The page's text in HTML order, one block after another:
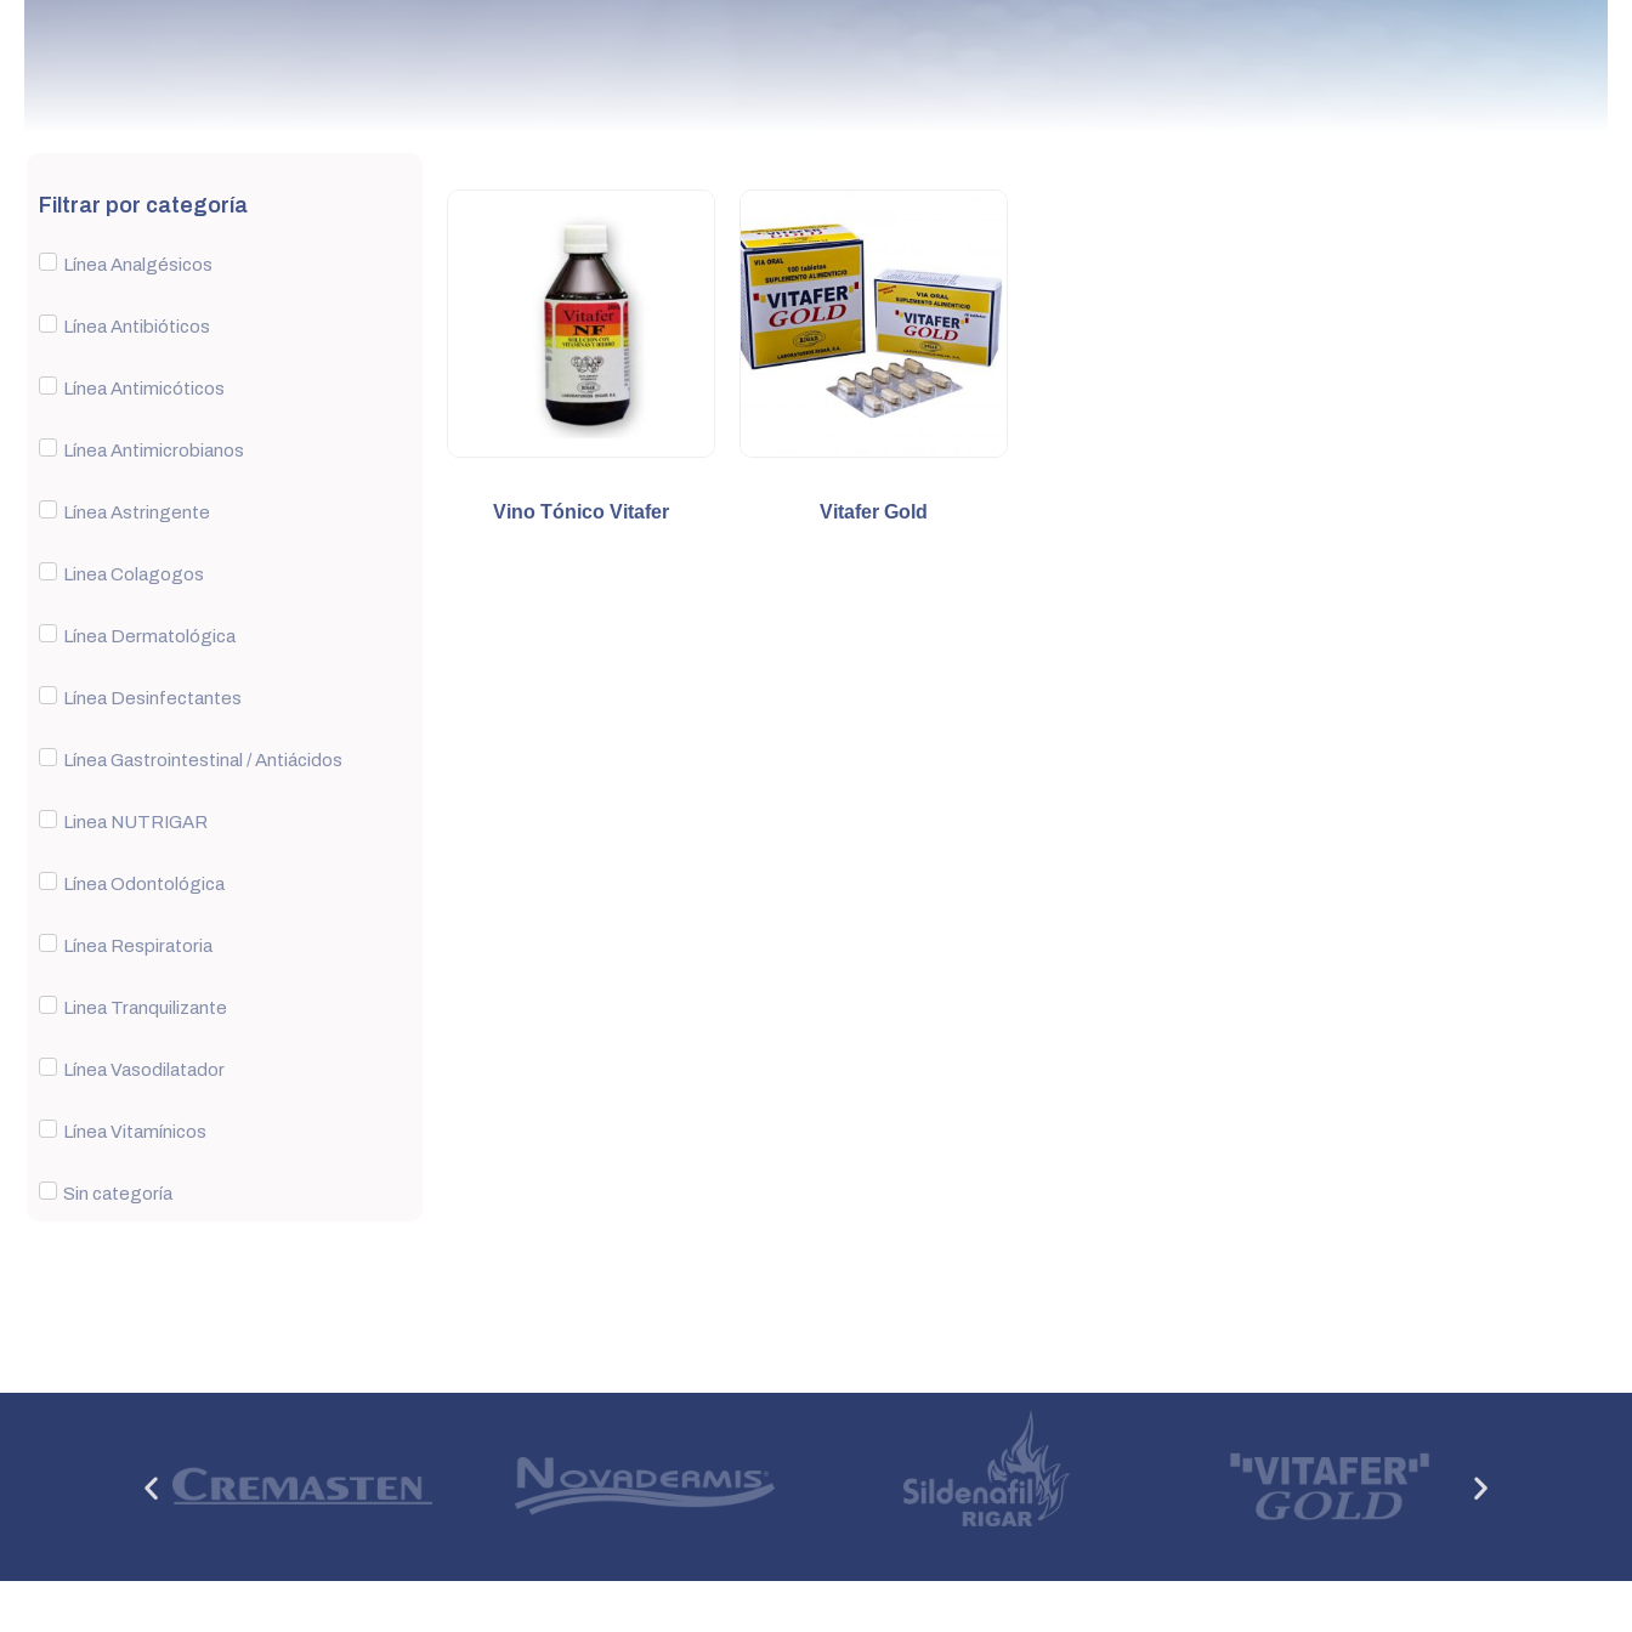
Filtrar por categoría
Línea Analgésicos
Línea Antibióticos
Línea Antimicóticos
Línea Antimicrobianos
Línea Astringente
Linea Colagogos
Línea Dermatológica
Línea Desinfectantes
Línea Gastrointestinal / Antiácidos
Linea NUTRIGAR
Línea Odontológica
Línea Respiratoria
Linea Tranquilizante
Línea Vasodilatador
Línea Vitamínicos
Sin categoría
Vino Tónico Vitafer Vitafer Gold
Anterior Siguiente